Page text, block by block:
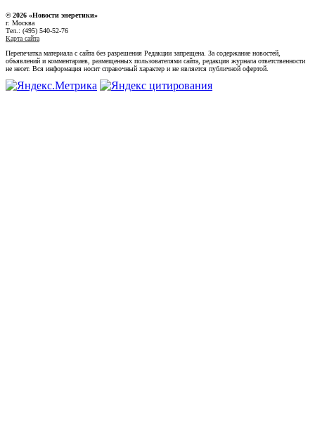
© 2026 «Новости энеретики»
г. Москва
Тел.: (495) 540-52-76
Карта сайта
Перепечатка материала с сайта без разрешения Редакции запрещена. За содержание новостей,
объявлений и комментариев, размещенных пользователями сайта, редакция журнала ответственности
не несет. Вся информация носит справочный характер и не является публичной офертой.